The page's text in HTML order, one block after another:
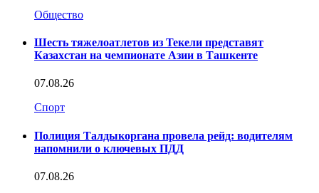
Общество
Шесть тяжелоатлетов из Текели представят
Казахстан на чемпионате Азии в Ташкенте
07.08.26
Спорт
Полиция Талдыкоргана провела рейд: водителям
напомнили о ключевых ПДД
07.08.26